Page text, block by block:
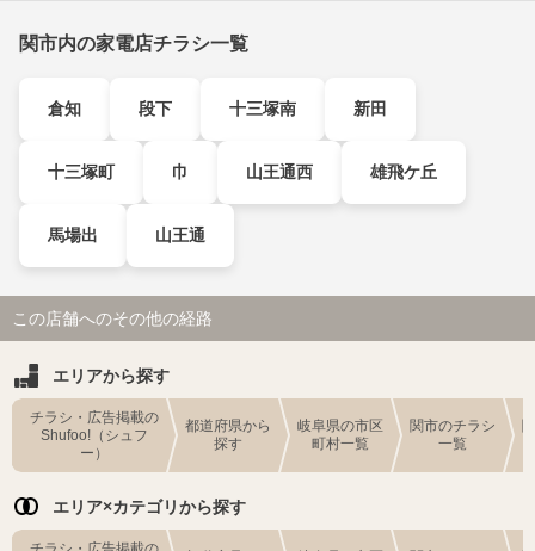
関市内の家電店チラシ一覧
倉知 段下 十三塚南 新田
十三塚町 巾 山王通西 雄飛ケ丘
馬場出 山王通
この店舗へのその他の経路
エリアから探す
チラシ・広告掲載の
Shufoo!（シュフ
ー）
都道府県から
探す
岐阜県の市区
町村一覧
関市のチラシ
一覧
エリア×カテゴリから探す